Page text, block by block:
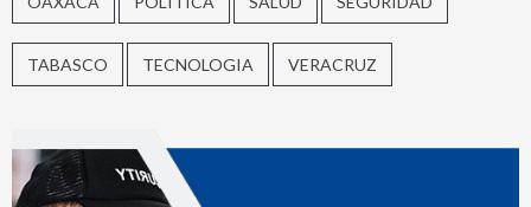
TABASCO TECNOLOGIA VERACRUZ